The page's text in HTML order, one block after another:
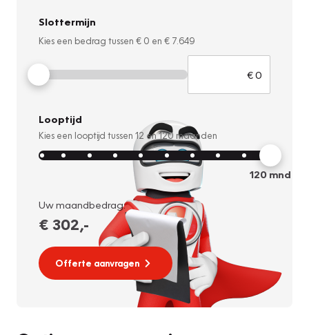
Slottermijn
Kies een bedrag tussen € 0 en € 7.649
Looptijd
Kies een looptijd tussen 12 en120 maanden
120mnd
Uw maandbedrag:
€ 302,-
Offerte aanvragen